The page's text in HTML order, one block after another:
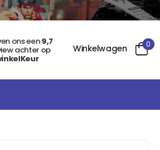
ons een9,7
achter op Winkelwagen 0